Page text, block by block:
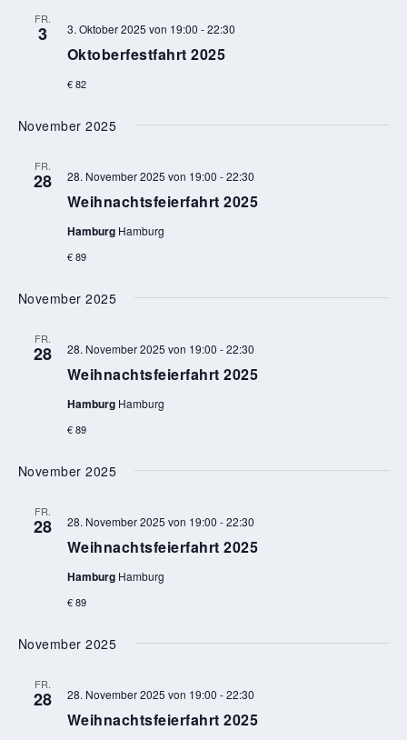
FR.
3
Oktoberfestfahrt 2025
3. Oktober 2025 von 19:00 -22:30
€ 82
November 2025
FR.
28
Weihnachtsfeierfahrt 2025
28. November 2025 von 19:00 -22:30
Hamburg Hamburg
€ 89
November 2025
FR.
28
Weihnachtsfeierfahrt 2025
28. November 2025 von 19:00 -22:30
Hamburg Hamburg
€ 89
November 2025
FR.
28
Weihnachtsfeierfahrt 2025
28. November 2025 von 19:00 -22:30
Hamburg Hamburg
€ 89
November 2025
FR.
28
Weihnachtsfeierfahrt 2025
28. November 2025 von 19:00 -22:30